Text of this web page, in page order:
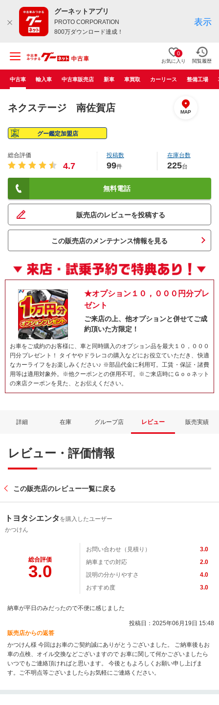
グーネットアプリ
PROTO CORPORATION
800万ダウンロード達成！
表示
0
お気に入り 閲覧履歴
中古車 輸入車 中古車販売店 新車 車買取 カーリース 整備工場
ネクステージ 南佐賀店 MAP
グー鑑定加盟店
総合評価
4.7
投稿数
99件
在庫台数
225台
無料電話
販売店のレビューを投稿する
この販売店のメンテナンス情報を見る
★オプション１０，０００円分プレ
ゼント
ご来店の上、他オプションと併せてご成
約頂いた方限定！
お車をご成約のお客様に、車と同時購入のオプション品を最大１０，０００
円分プレゼント！ タイヤやドラレコの購入などにお役立ていただき、快適
なカーライフをお楽しみください♪ ※部品代金に利用可。工賃・保証・諸費
用等は適用対象外。※他クーポンとの併用不可。※ご来店時にＧｏｏネット
の来店クーポンを見た、とお伝えください。
詳細 在庫 グループ店 レビュー 販売実績
レビュー・評価情報
この販売店のレビュー一覧に戻る
トヨタシエンタ を購入したユーザー
かつけん
総合評価
3.0
お問い合わせ（見積り）
3.0
納車までの対応
2.0
説明の分かりやすさ
4.0
おすすめ度
3.0
納車が平日のみだったので不便に感じました
投稿日：2025年06月19日 15:48
販売店からの返答
かつけん様 今回はお車のご契約誠にありがとうございました。 ご納車後もお
車の点検、オイル交換などございますので お車に関して何かございましたら
いつでもご連絡頂ければと思います。 今後ともよろしくお願い申し上げま
す。ご不明点等ございましたらお気軽にご連絡ください。